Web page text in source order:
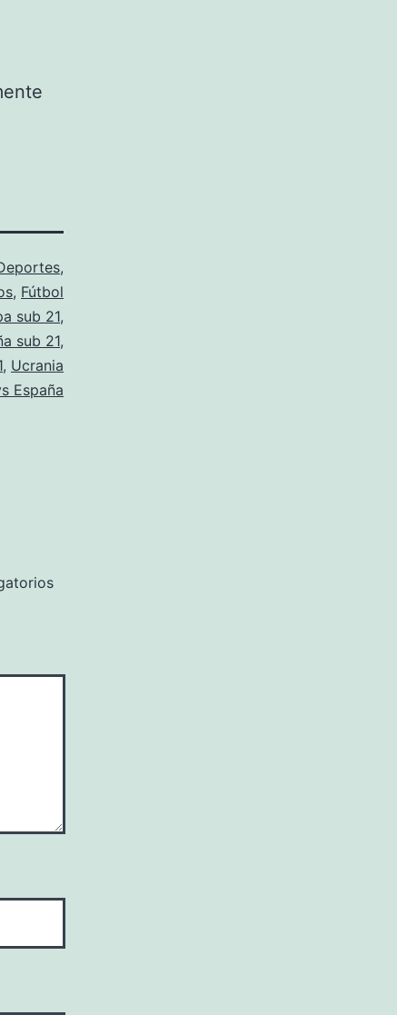
,
, Fútbol
sub 21,
sub 21,
, Ucrania
España